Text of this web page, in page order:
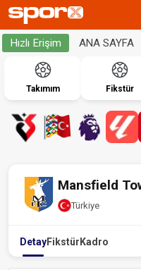
Hızlı Erişim ANA SAYFA
Takımım Fikstür
Mansfield
Türkiye
DetayFikstür Kadro